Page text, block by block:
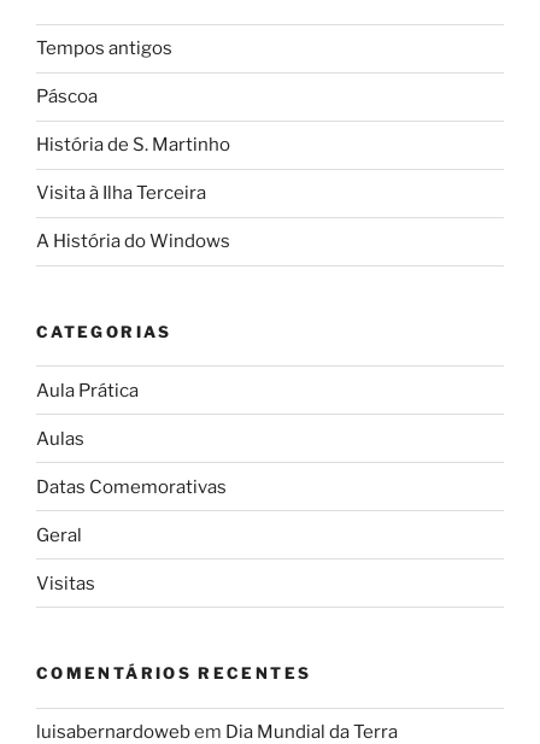
Tempos antigos
Páscoa
História de S. Martinho
Visita à Ilha Terceira
A História do Windows
CATEGORIAS
Aula Prática
Aulas
Datas Comemorativas
Geral
Visitas
COMENTÁRIOS RECENTES
luisabernardowebem Dia Mundial da Terra